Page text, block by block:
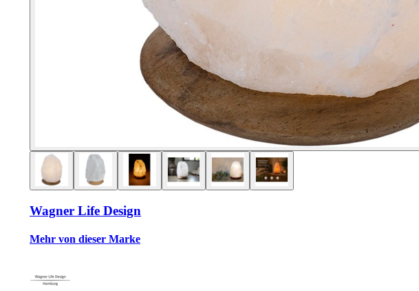
Wagner Life Design
Mehr von dieser Marke